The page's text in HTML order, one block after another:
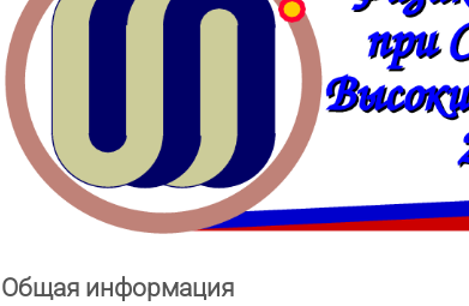
Общая информация